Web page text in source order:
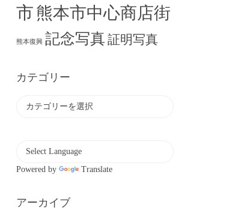
市熊本市中心商店街
熊本復興 記念写真 証明写真
カテゴリー
Powered by
Translate
アーカイブ